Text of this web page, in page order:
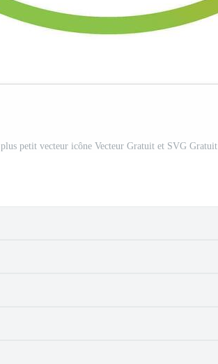
plus petit vecteur icône Vecteur Gratuit et SVG Gratuit